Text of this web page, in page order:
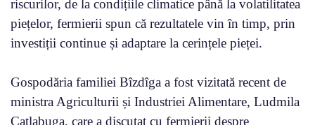
riscurilor, de la condițiile climatice până la volatilitatea
piețelor, fermierii spun că rezultatele vin în timp, prin
investiții continue și adaptare la cerințele pieței.
Gospodăria familiei Bîzdîga a fost vizitată recent de
ministra Agriculturii și Industriei Alimentare, Ludmila
Catlabuga, care a discutat cu fermierii despre